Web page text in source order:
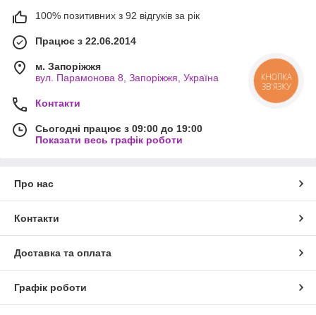
100% позитивних з 92 відгуків за рік
Працює з 22.06.2014
м. Запоріжжя
вул. Парамонова 8, Запоріжжя, Україна
Контакти
Сьогодні працює з 09:00 до 19:00
Показати весь графік роботи
Про нас
Контакти
Доставка та оплата
Графік роботи
КНОПКА
ЗВ'ЯЗКУ